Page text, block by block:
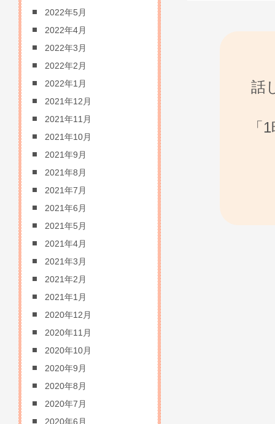
話
「
2022年5月
2022年4月
2022年3月
2022年2月
2022年1月
2021年12月
2021年11月
2021年10月
2021年9月
2021年8月
2021年7月
2021年6月
2021年5月
2021年4月
2021年3月
2021年2月
2021年1月
2020年12月
2020年11月
2020年10月
2020年9月
2020年8月
2020年7月
2020年6月